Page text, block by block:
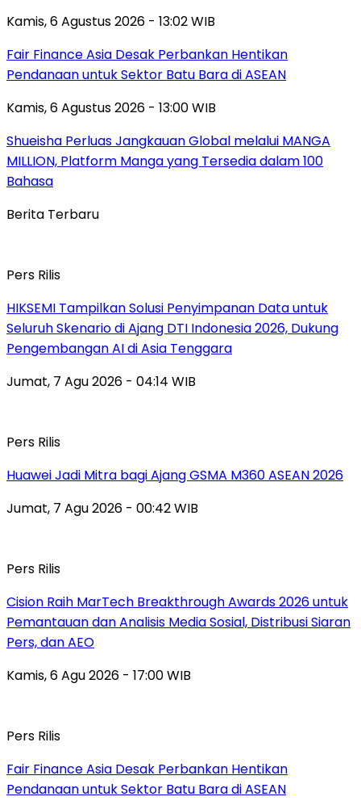
Kamis, 6 Agustus 2026 - 13:02 WIB
Fair Finance Asia Desak Perbankan Hentikan
Pendanaan untuk Sektor Batu Bara di ASEAN
Kamis, 6 Agustus 2026 - 13:00 WIB
Shueisha Perluas Jangkauan Global melalui MANGA
MILLION, Platform Manga yang Tersedia dalam 100
Bahasa
Berita Terbaru
Pers Rilis
HIKSEMI Tampilkan Solusi Penyimpanan Data untuk
Seluruh Skenario di Ajang DTI Indonesia 2026, Dukung
Pengembangan AI di Asia Tenggara
Jumat, 7 Agu 2026 - 04:14 WIB
Pers Rilis
Huawei Jadi Mitra bagi Ajang GSMA M360 ASEAN 2026
Jumat, 7 Agu 2026 - 00:42 WIB
Pers Rilis
Cision Raih MarTech Breakthrough Awards 2026 untuk
Pemantauan dan Analisis Media Sosial, Distribusi Siaran
Pers, dan AEO
Kamis, 6 Agu 2026 - 17:00 WIB
Pers Rilis
Fair Finance Asia Desak Perbankan Hentikan
Pendanaan untuk Sektor Batu Bara di ASEAN